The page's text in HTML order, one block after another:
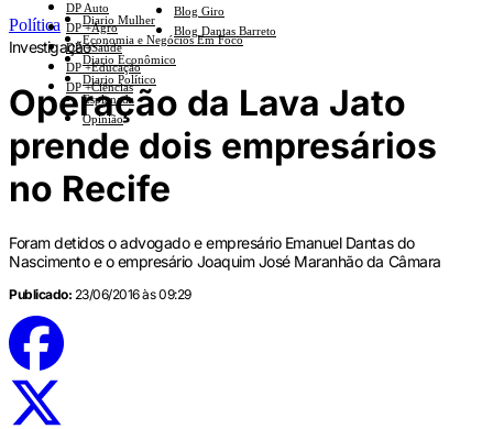
DP Auto
DP +Agro
DP +Saúde
DP +Educação
DP +Ciências
Diario Mulher
Economia e Negócios Em Foco
Diario Econômico
Diario Político
Esplanada
Opinião
Blog Giro
Blog Dantas Barreto
Política
Investigação
Operação da Lava Jato
prende dois empresários
no Recife
Foram detidos o advogado e empresário Emanuel Dantas do
Nascimento e o empresário Joaquim José Maranhão da Câmara
Publicado: 23/06/2016 às 09:29